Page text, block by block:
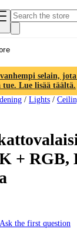
selain,
tue. Lue lisää täältä.
/ Lights /
+ RGB,
Ask the first question